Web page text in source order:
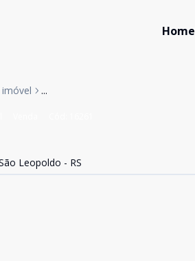
Home
...
Leopoldo - RS